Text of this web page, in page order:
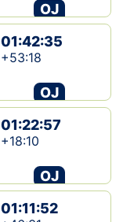
OJ
01:42:35
+53:18
OJ
01:22:57
+18:10
OJ
01:11:52